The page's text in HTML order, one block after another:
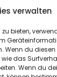
verwalten
bieten,
Wenn du
das
Wenn du